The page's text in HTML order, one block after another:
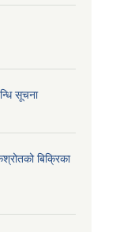
सूचना
बिक्रिका